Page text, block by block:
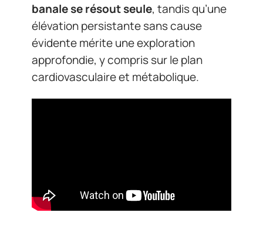
banale se résout seule, tandis qu’une
élévation persistante sans cause
évidente mérite une exploration
approfondie, y compris sur le plan
cardiovasculaire et métabolique.